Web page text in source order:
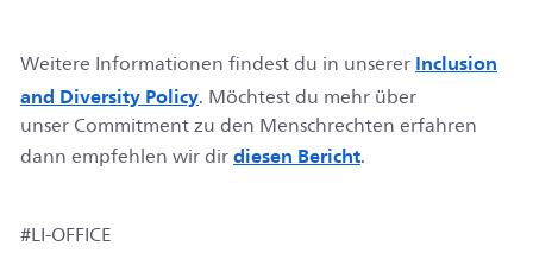
Weitere Informationen findest du in unsererInclusion
and Diversity Policy. Möchtest du mehr über
unserCommitmentzu den Menschrechten erfahren
dann empfehlen wir dirdiesen Bericht.
#LI-OFFICE